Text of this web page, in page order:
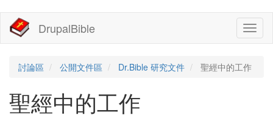
主
DrupalBible
討論區 公開文件區 Dr.Bible 研究文件 聖經中的工作
聖經中的工作